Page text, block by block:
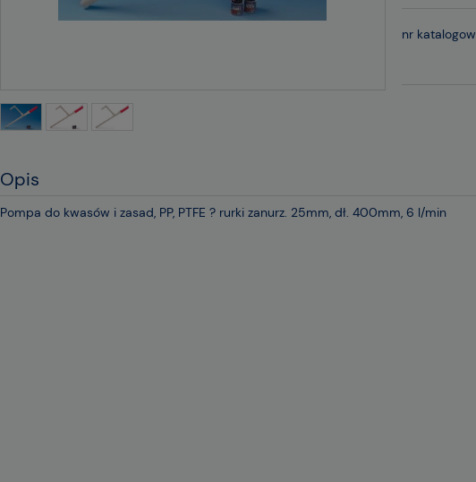
nr
Opis
Pompa do kwasów i zasad, PP, PTFE ? rurki zanurz. 25mm, dł. 400mm, 6 l/min